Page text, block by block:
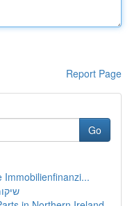
Report Page
Go
Immobilienfinanzi...